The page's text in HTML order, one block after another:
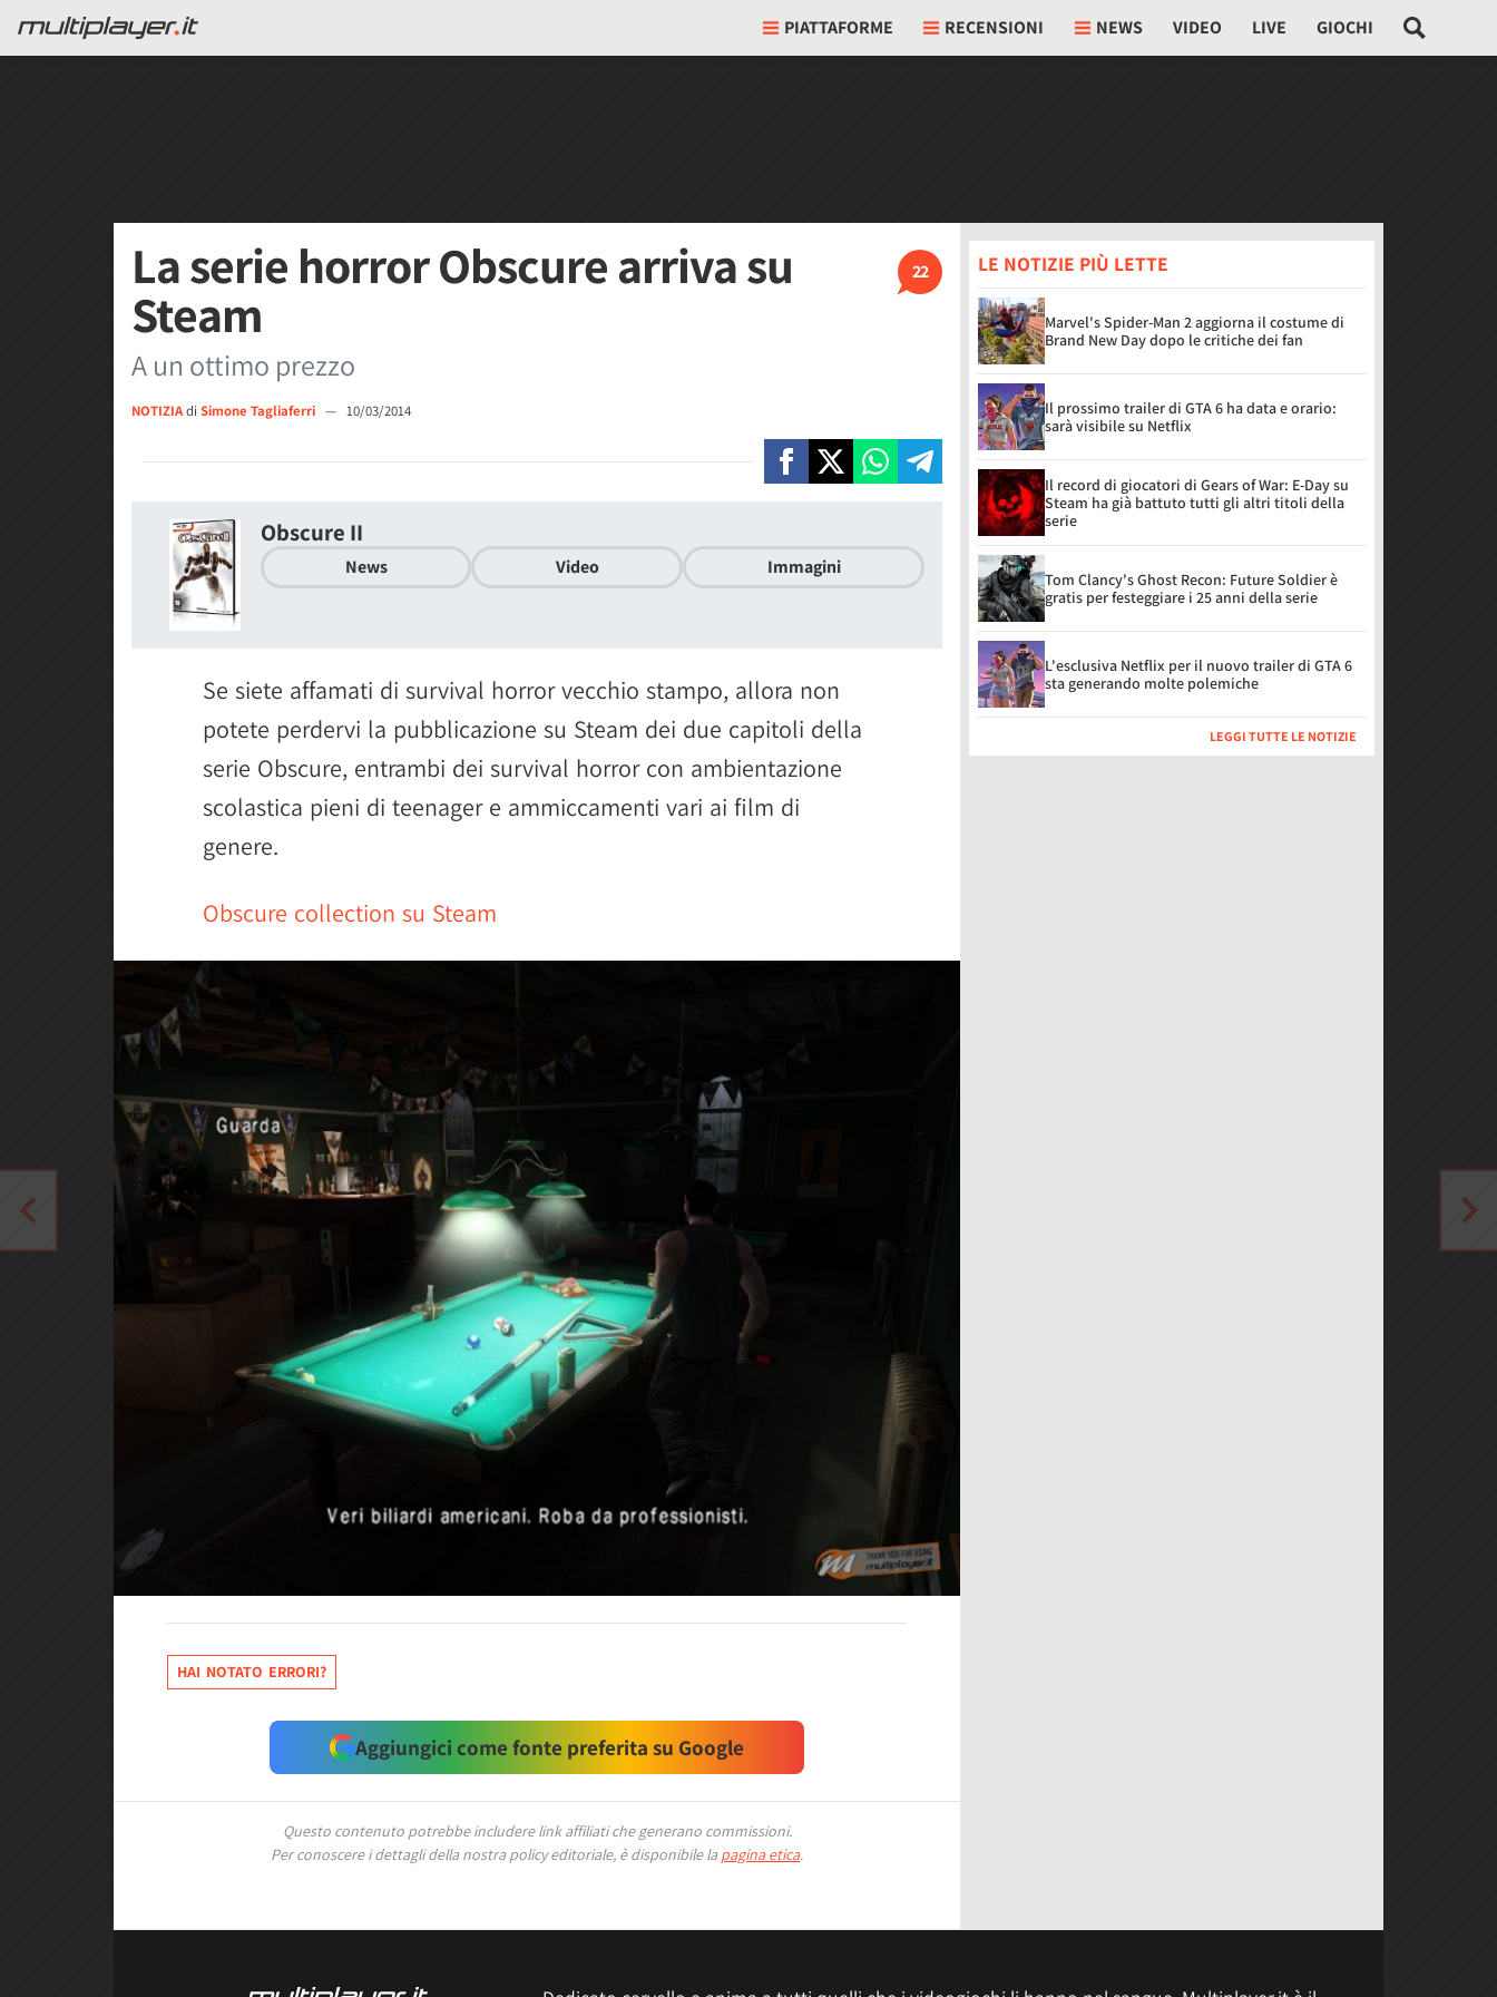
PIATTAFORME RECENSIONI NEWS VIDEO LIVE GIOCHI
22
La serie horror Obscure arriva su
Steam
A un ottimo prezzo
NOTIZIAdi Simone Tagliaferri — 10/03/2014
Obscure II
News Video Immagini
Se siete affamati di survival horror vecchio stampo, allora non
potete perdervi la pubblicazione su Steam dei due capitoli della
serie Obscure, entrambi dei survival horror con ambientazione
scolastica pieni di teenager e ammiccamenti vari ai film di
genere.
Obscure collection su Steam
HAI NOTATO ERRORI?
Aggiungici come fonte preferita su Google
Questo contenuto potrebbe includere link affiliati che generano commissioni.
Per conoscere i dettagli della nostra policy editoriale, è disponibile la pagina etica.
LE NOTIZIE PIÙ LETTE
Marvel's Spider-Man 2 aggiorna il costume di
Brand New Day dopo le critiche dei fan
Il prossimo trailer di GTA 6 ha data e orario:
sarà visibile su Netflix
Il record di giocatori di Gears of War: E-Day su
Steam ha già battuto tutti gli altri titoli della
serie
Tom Clancy's Ghost Recon: Future Soldier è
gratis per festeggiare i 25 anni della serie
L'esclusiva Netflix per il nuovo trailer di GTA 6
sta generando molte polemiche
LEGGI TUTTE LE NOTIZIE